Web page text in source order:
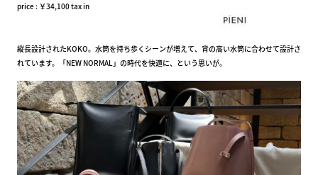
price : ￥34,100 tax in
縦長設計されたKOKO。水筒を持ち歩くシーンが増えて、背の高い水筒に合わせて設計さ
れています。「NEW NORMAL」の時代を快適に、という思いが。